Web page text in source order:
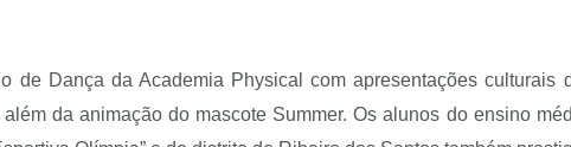
Dança da Academia Physical com apresentações culturais
da animação do mascote Summer. Os alunos do ensino